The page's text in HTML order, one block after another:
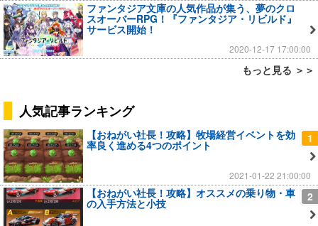
ファンタジア文庫の人気作品が集う、夢のクロ
スオーバーRPG！『ファンタジア・リビルド』
サービス開始！
2020-12-17 17:00:00
もっと見る ＞＞
人気記事ランキング
1
【おねがい社長！攻略】牧場経営イベントを効
率良く進める4つのポイント
2021-01-22 21:00:00
2
【おねがい社長！攻略】オススメの乗り物・車
の入手方法と小技